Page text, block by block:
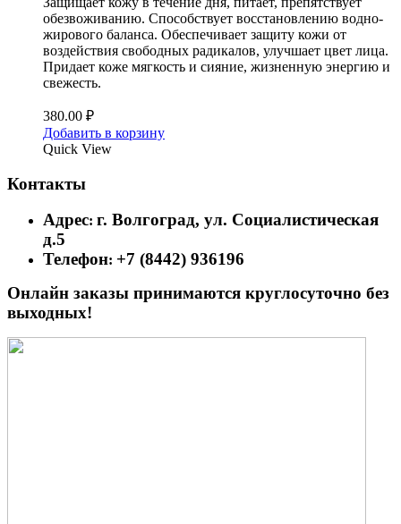
обезвоживанию. Способствует восстановлению водно-
жирового баланса. Обеспечивает защиту кожи от
воздействия свободных радикалов, улучшает цвет лица.
Придает коже мягкость и сияние, жизненную энергию и
свежесть.
380.00 ₽
Добавить в корзину
Quick View
Контакты
Адрес: г. Волгоград, ул. Социалистическая
д.5
Телефон: +7 (8442) 936196
Онлайн заказы принимаются круглосуточно без
выходных!